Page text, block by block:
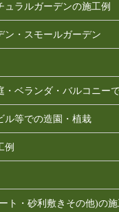
ュラルガーデンの施工例
ン・スモールガーデン
・ベランダ・バルコニー
ル等での造園・植栽
例
ト・砂利敷きその他)の施